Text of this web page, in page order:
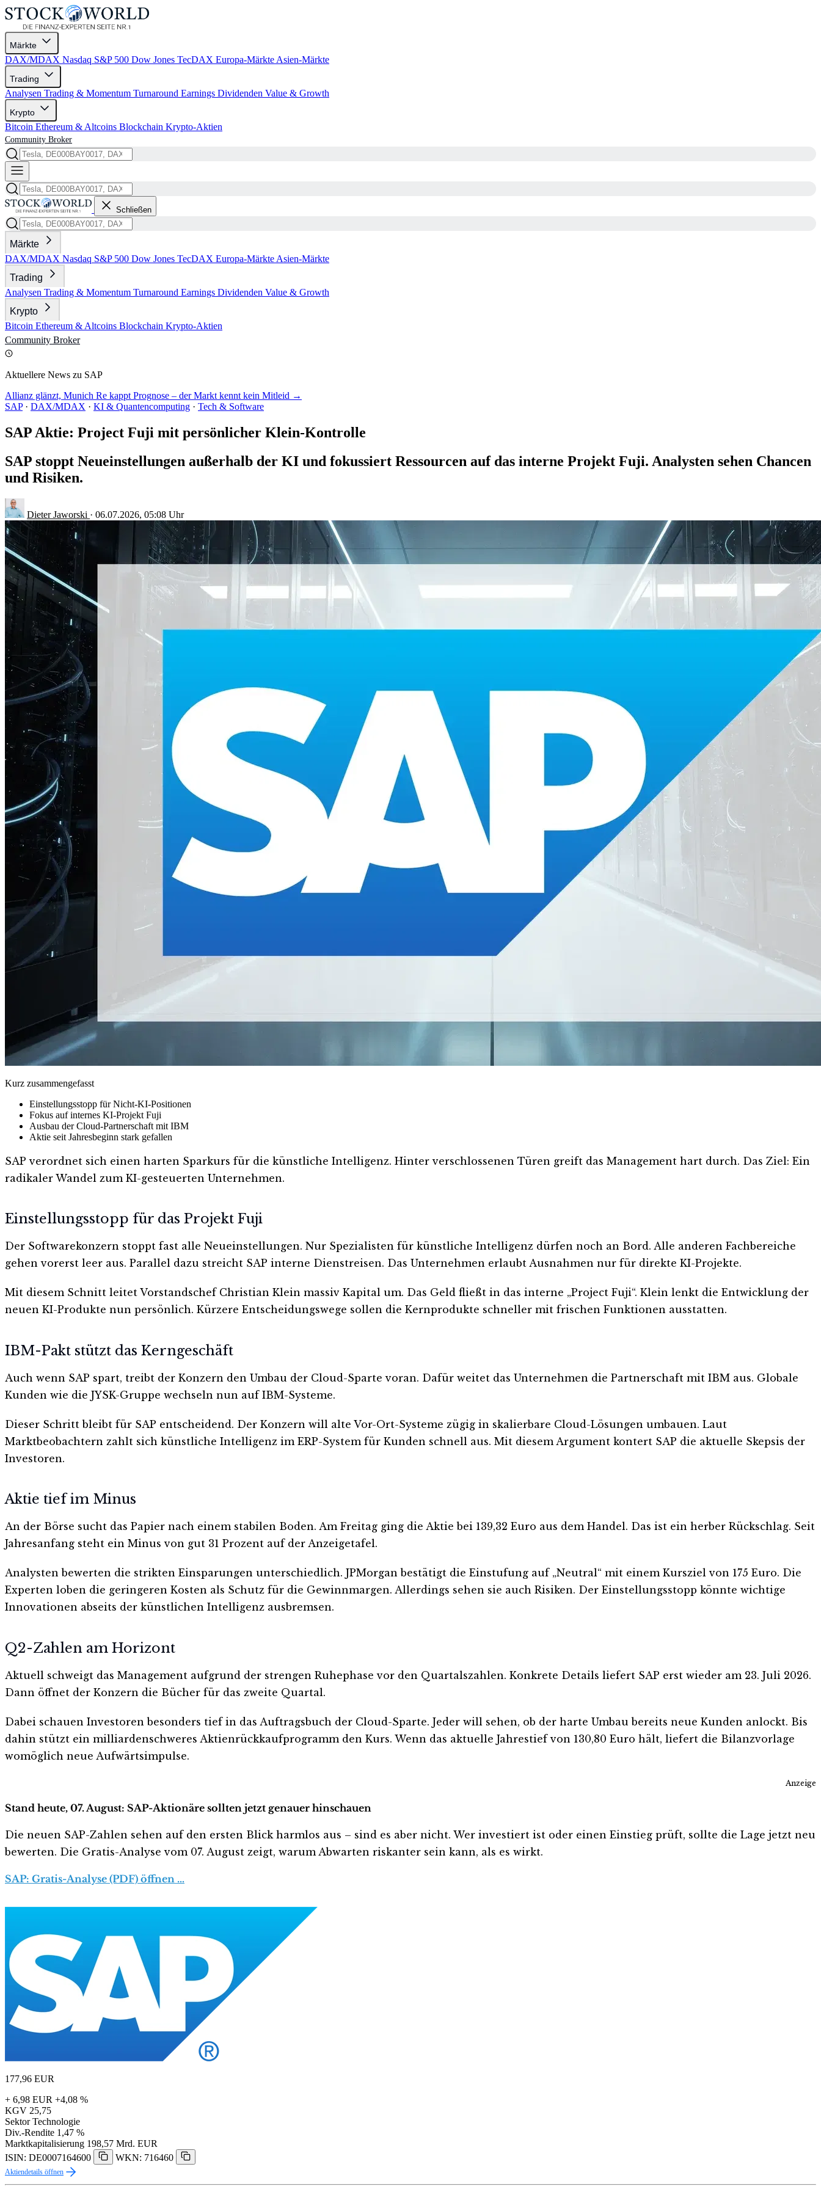
Märkte
DAX/MDAX Nasdaq S&P 500 Dow Jones TecDAX Europa-Märkte Asien-Märkte
Trading
Analysen Trading & Momentum Turnaround Earnings Dividenden Value & Growth
Krypto
Bitcoin Ethereum & Altcoins Blockchain Krypto-Aktien
Community Broker
Schließen
Märkte
DAX/MDAX Nasdaq S&P 500 Dow Jones TecDAX Europa-Märkte Asien-Märkte
Trading
Analysen Trading & Momentum Turnaround Earnings Dividenden Value & Growth
Krypto
Bitcoin Ethereum & Altcoins Blockchain Krypto-Aktien
Community Broker
Aktuellere News zu SAP
Allianz glänzt, Munich Re kappt Prognose – der Markt kennt kein Mitleid →
SAP · DAX/MDAX · KI & Quantencomputing · Tech & Software
SAP Aktie: Project Fuji mit persönlicher Klein-Kontrolle
SAP stoppt Neueinstellungen außerhalb der KI und fokussiert Ressourcen auf das interne Projekt Fuji. Analysten sehen Chancen
und Risiken.
Dieter Jaworski · 06.07.2026, 05:08 Uhr
Kurz zusammengefasst
Einstellungsstopp für Nicht-KI-Positionen
Fokus auf internes KI-Projekt Fuji
Ausbau der Cloud-Partnerschaft mit IBM
Aktie seit Jahresbeginn stark gefallen
SAP verordnet sich einen harten Sparkurs für die künstliche Intelligenz. Hinter verschlossenen Türen greift das Management hart durch. Das Ziel: Ein
radikaler Wandel zum KI-gesteuerten Unternehmen.
Einstellungsstopp für das Projekt Fuji
Der Softwarekonzern stoppt fast alle Neueinstellungen. Nur Spezialisten für künstliche Intelligenz dürfen noch an Bord. Alle anderen Fachbereiche
gehen vorerst leer aus. Parallel dazu streicht SAP interne Dienstreisen. Das Unternehmen erlaubt Ausnahmen nur für direkte KI-Projekte.
Mit diesem Schnitt leitet Vorstandschef Christian Klein massiv Kapital um. Das Geld fließt in das interne „Project Fuji“. Klein lenkt die Entwicklung der
neuen KI-Produkte nun persönlich. Kürzere Entscheidungswege sollen die Kernprodukte schneller mit frischen Funktionen ausstatten.
IBM-Pakt stützt das Kerngeschäft
Auch wenn SAP spart, treibt der Konzern den Umbau der Cloud-Sparte voran. Dafür weitet das Unternehmen die Partnerschaft mit IBM aus. Globale
Kunden wie die JYSK-Gruppe wechseln nun auf IBM-Systeme.
Dieser Schritt bleibt für SAP entscheidend. Der Konzern will alte Vor-Ort-Systeme zügig in skalierbare Cloud-Lösungen umbauen. Laut
Marktbeobachtern zahlt sich künstliche Intelligenz im ERP-System für Kunden schnell aus. Mit diesem Argument kontert SAP die aktuelle Skepsis der
Investoren.
Aktie tief im Minus
An der Börse sucht das Papier nach einem stabilen Boden. Am Freitag ging die Aktie bei 139,32 Euro aus dem Handel. Das ist ein herber Rückschlag. Seit
Jahresanfang steht ein Minus von gut 31 Prozent auf der Anzeigetafel.
Analysten bewerten die strikten Einsparungen unterschiedlich. JPMorgan bestätigt die Einstufung auf „Neutral“ mit einem Kursziel von 175 Euro. Die
Experten loben die geringeren Kosten als Schutz für die Gewinnmargen. Allerdings sehen sie auch Risiken. Der Einstellungsstopp könnte wichtige
Innovationen abseits der künstlichen Intelligenz ausbremsen.
Q2-Zahlen am Horizont
Aktuell schweigt das Management aufgrund der strengen Ruhephase vor den Quartalszahlen. Konkrete Details liefert SAP erst wieder am 23. Juli 2026.
Dann öffnet der Konzern die Bücher für das zweite Quartal.
Dabei schauen Investoren besonders tief in das Auftragsbuch der Cloud-Sparte. Jeder will sehen, ob der harte Umbau bereits neue Kunden anlockt. Bis
dahin stützt ein milliardenschweres Aktienrückkaufprogramm den Kurs. Wenn das aktuelle Jahrestief von 130,80 Euro hält, liefert die Bilanzvorlage
womöglich neue Aufwärtsimpulse.
Anzeige
Stand heute, 07. August: SAP-Aktionäre sollten jetzt genauer hinschauen
Die neuen SAP-Zahlen sehen auf den ersten Blick harmlos aus – sind es aber nicht. Wer investiert ist oder einen Einstieg prüft, sollte die Lage jetzt neu
bewerten. Die Gratis-Analyse vom 07. August zeigt, warum Abwarten riskanter sein kann, als es wirkt.
SAP: Gratis-Analyse (PDF) öffnen …
177,96 EUR
+ 6,98 EUR +4,08 %
KGV 25,75
Sektor Technologie
Div.-Rendite 1,47 %
Marktkapitalisierung 198,57 Mrd. EUR
ISIN: DE0007164600
WKN: 716460
Aktiendetails öffnen